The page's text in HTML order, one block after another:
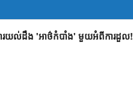
ារយល់ដឹង 'អាថ៌កំបាំង' មួយអំពីការដួល!